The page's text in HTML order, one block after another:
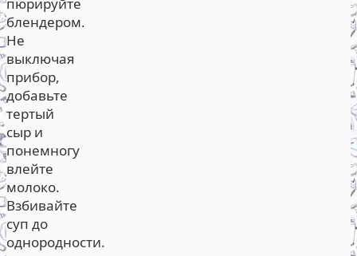
пюрируйте
блендером.
Не
выключая
прибор,
добавьте
тертый
сыр и
понемногу
влейте
молоко.
Взбивайте
суп до
однородности.